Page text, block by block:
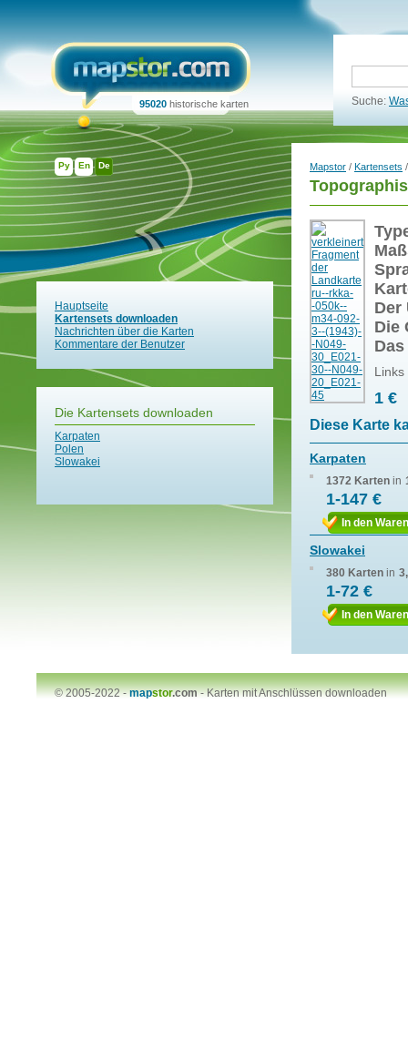
Ру En De
95020 historische karten Suche:
Hauptseite
Kartensets downloaden
Nachrichten über die Karten
Kommentare der Benutzer
Die Kartensets downloaden
Karpaten
Polen
Slowakei
Mapstor / Kartensets
Der
Die
1 €
Diese Karte
Karpaten
1372 Karten in
1-147 €
In den
Slowakei
380 Karten in
1-72 €
In den
© 2005-2022 -mapstor.com-Karten mit Anschlüssen downloaden